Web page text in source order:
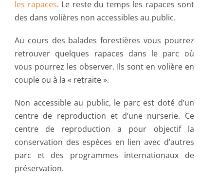
les rapaces. Le reste du temps les rapaces sont
des dans volières non accessibles au public.
Au cours des balades forestières vous pourrez
retrouver quelques rapaces dans le parc où
vous pourrez les observer. Ils sont en volière en
couple ou à la « retraite ».
Non accessible au public, le parc est doté d’un
centre de reproduction et d’une nurserie. Ce
centre de reproduction a pour objectif la
conservation des espèces en lien avec d’autres
parc et des programmes internationaux de
préservation.